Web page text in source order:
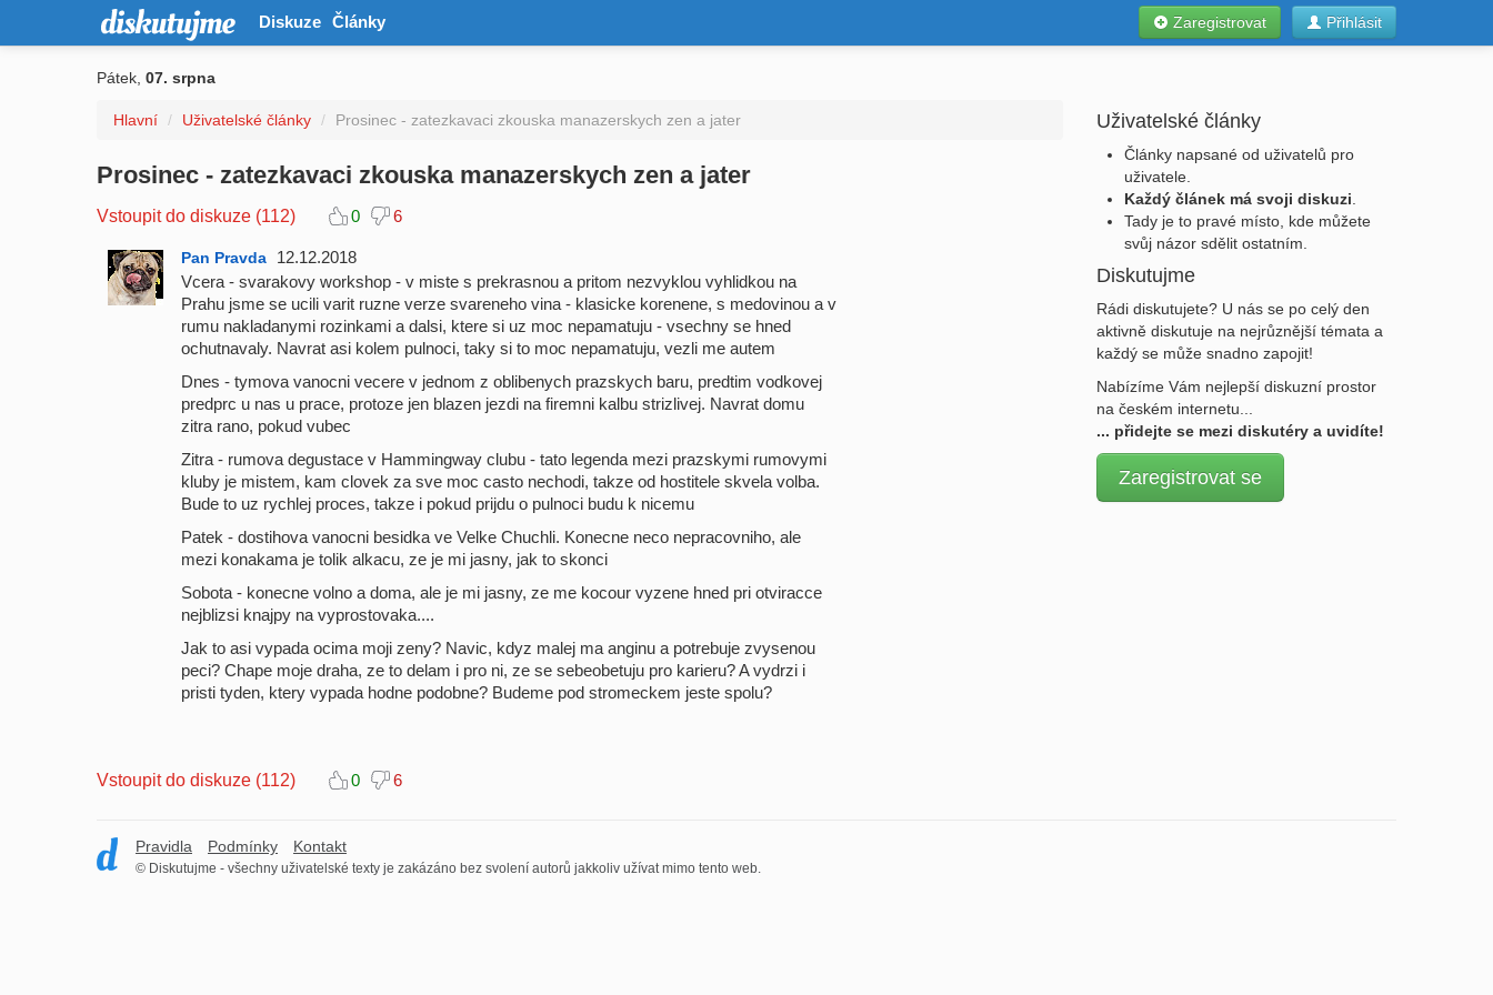
Diskuze Články Přihlásit
Zaregistrovat
Pátek, 07. srpna
Hlavní / Uživatelské články / Prosinec - zatezkavaci zkouska manazerskych zen a jater
Prosinec - zatezkavaci zkouska manazerskych zen a jater
Vstoupit do diskuze (112) 0 6
Pan Pravda
12.12.2018
Vcera - svarakovy workshop - v miste s prekrasnou a pritom nezvyklou vyhlidkou na
Prahu jsme se ucili varit ruzne verze svareneho vina - klasicke korenene, s medovinou a v
rumu nakladanymi rozinkami a dalsi, ktere si uz moc nepamatuju - vsechny se hned
ochutnavaly. Navrat asi kolem pulnoci, taky si to moc nepamatuju, vezli me autem
Dnes - tymova vanocni vecere v jednom z oblibenych prazskych baru, predtim vodkovej
predprc u nas u prace, protoze jen blazen jezdi na firemni kalbu strizlivej. Navrat domu
zitra rano, pokud vubec
Zitra - rumova degustace v Hammingway clubu - tato legenda mezi prazskymi rumovymi
kluby je mistem, kam clovek za sve moc casto nechodi, takze od hostitele skvela volba.
Bude to uz rychlej proces, takze i pokud prijdu o pulnoci budu k nicemu
Patek - dostihova vanocni besidka ve Velke Chuchli. Konecne neco nepracovniho, ale
mezi konakama je tolik alkacu, ze je mi jasny, jak to skonci
Sobota - konecne volno a doma, ale je mi jasny, ze me kocour vyzene hned pri otviracce
nejblizsi knajpy na vyprostovaka....
Jak to asi vypada ocima moji zeny? Navic, kdyz malej ma anginu a potrebuje zvysenou
peci? Chape moje draha, ze to delam i pro ni, ze se sebeobetuju pro karieru? A vydrzi i
pristi tyden, ktery vypada hodne podobne? Budeme pod stromeckem jeste spolu?
Vstoupit do diskuze (112) 0 6
Uživatelské články
Články napsané od uživatelů pro
uživatele.
Každý článek má svoji diskuzi
Tady je to pravé místo, kde můžete
svůj názor sdělit ostatním.
Diskutujme
Rádi diskutujete? U nás se po celý den
aktivně diskutuje na nejrůznější témata a
každý se může snadno zapojit!
Nabízíme Vám nejlepší diskuzní prostor
na českém internetu...
... přidejte se mezi diskutéry a uvidíte!
Zaregistrovat se
Pravidla Podmínky Kontakt
© Diskutujme - všechny uživatelské texty je zakázáno bez svolení autorů jakkoliv užívat mimo tento web.